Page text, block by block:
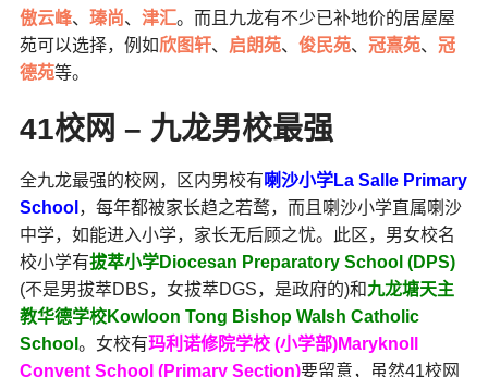
傲云峰、 瑧尚、 津汇。而且九龙有不少已补地价的居屋屋
苑可以选择，例如欣图轩、 启朗苑、 俊民苑、 冠熹苑、 冠
德苑等。
41校网 – 九龙男校最强
全九龙最强的校网，区内男校有喇沙小学La Salle Primary
School ，每年都被家长趋之若鹜，而且喇沙小学直属喇沙
中学，如能进入小学，家长无后顾之忧。此区，男女校名
校小学有拔萃小学Diocesan Preparatory School (DPS)
(不是男拔萃DBS，女拔萃DGS，是政府的)和九龙塘天主
教华德学校Kowloon Tong Bishop Walsh Catholic
School 。女校有玛利诺修院学校 (小学部)Maryknoll
Convent School (Primary Section)要留意，虽然41校网